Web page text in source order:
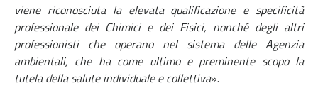
viene riconosciuta la elevata qualificazione e specificità
professionale dei Chimici e dei Fisici, nonché degli altri
professionisti che operano nel sistema delle Agenzia
ambientali, che ha come ultimo e preminente scopo la
tutela della salute individuale e collettiva».